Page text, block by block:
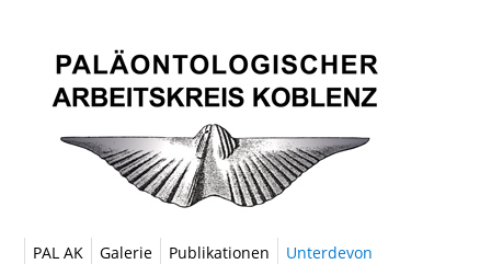
PAL AK Galerie Publikationen
Unterdevon